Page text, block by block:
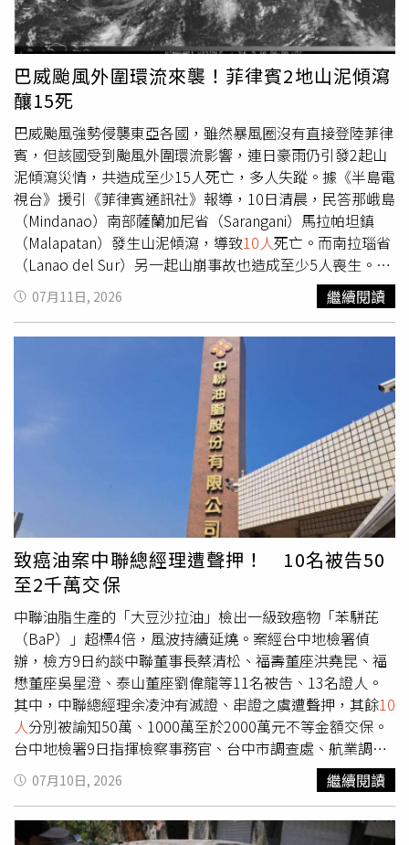
巴威颱風外圍環流來襲！菲律賓2地山泥傾瀉
釀15死
巴威颱風強勢侵襲東亞各國，雖然暴風圈沒有直接登陸菲律
賓，但該國受到颱風外圍環流影響，連日豪雨仍引發2起山
泥傾瀉災情，共造成至少15人死亡，多人失蹤。據《半島電
視台》援引《菲律賓通訊社》報導，10日清晨，民答那峨島
（Mindanao）南部薩蘭加尼省（Sarangani）馬拉帕坦鎮
（Malapatan）發生山泥傾瀉，導致10人死亡。而南拉瑙省
（Lanao del Sur）另一起山崩事故也造成至少5人喪生。在
菲律賓境內被命名為「英黛」（Inday）的巴威颱風，於8日
進入菲律賓責任區（PAR），但在沿著菲律賓海
（Philippine Sea）向西北方向移動、接近呂宋島（Luzon）
北部的過程中，強度有所減弱。針對當地災情，馬拉帕坦鎮
鎮長桑波二世（Salway Sumbo Jr）發表聲明稱，薩蘭加尼
省（Sarangani）的部分罹難者彼此為親屬關係。由於豪雨
持續侵襲當地，村莊部分地區已展開居民撤離作業。菲律賓
大氣地球物理及天文服務管理局（PAGASA）日前發布警報
指出，儘管巴威颱風不會直接登陸該國，但其外圍環流仍可
能為多個地區帶來豪雨及大範圍淹水，包括首都馬尼拉
（Manila）。據悉，這場超級颱風6日才侵襲美國太平洋屬
地關島（Guam）及北馬里亞納群島（Northern Mariana
Islands），造成基礎設施受損，但未傳出人員傷亡。目前
巴威颱風正持續朝東亞其他國家逼近，各地政府紛紛啟動撤
離行動並加強各項防災準備。預計巴威颱風將於11日下午最
接近台灣東北部，並為日本部分地區帶來降雨，之後再登陸
中國大陸。《半島電視台》記者Barnaby Lo也指出，日本
石川縣沿海地區10日上午已降下豪雨，當地民眾正為更強烈
的暴風雨做好準備。中國目前仍持續應對本週稍早侵襲南方
部分的美莎克颱風（Typhoon Maysak）。相關災情已造成
至少39人死亡，超過13萬人被疏散，其中大部分在廣西地
區。
07月11日, 2026 繼續閱讀
致癌油案中聯總經理遭聲押！ 10名被告50
至2千萬交保
中聯油脂生產的「大豆沙拉油」檢出一級致癌物「苯駢芘
（BaP）」超標4倍，風波持續延燒。案經台中地檢署偵
辦，檢方9日約談中聯董事長蔡清松、福壽董座洪堯昆、福
懋董座吳星澄、泰山董座劉偉龍等11名被告、13名證人。
其中，中聯總經理余凌沖有滅證、串證之虞遭聲押，其餘10
人分別被諭知50萬、1000萬至於2000萬元不等金額交保。
台中地檢署9日指揮檢察事務官、台中市調查處、航業調查
處、台中市刑大、內政部警政署保安警察第四總隊等單位，
會同衛福部食藥署、台中市食安處、彰化縣衛生局等，前往
中聯油脂、福壽實業、福懋油脂、泰山企業4家公司共計6處
所執行搜索。檢警依法查扣電子郵件、會議記錄、相關設備
07月10日, 2026 繼續閱讀